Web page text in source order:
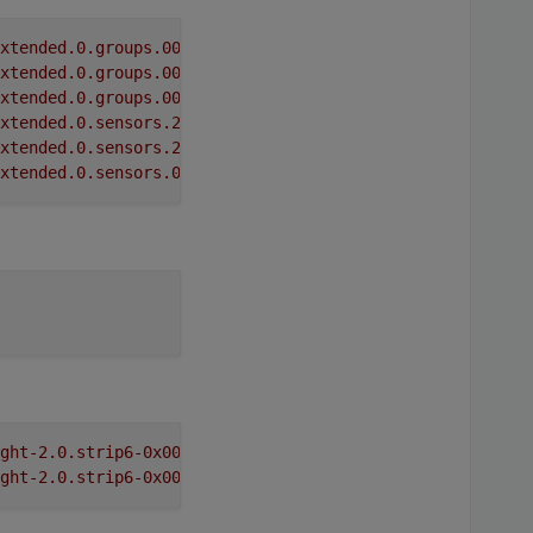
2.0.strip6-0x0000000013f28456.control.ct"
2.0.strip6-0x0000000013f28456.control.active_bright"